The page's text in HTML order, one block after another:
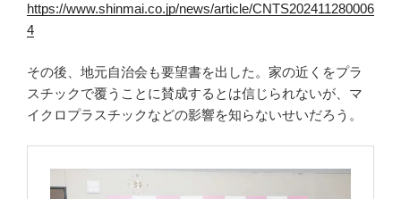
https://www.shinmai.co.jp/news/article/CNTS202411280006
4
その後、地元自治会も要望書を出した。家の近くをプラ
スチックで覆うことに賛成するとは信じられないが、マ
イクロプラスチックなどの影響を知らないせいだろう。